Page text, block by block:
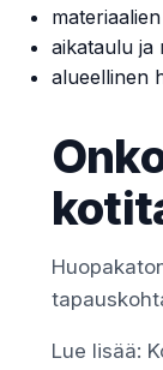
aikataulu ja
alueellinen
Lue lisää: